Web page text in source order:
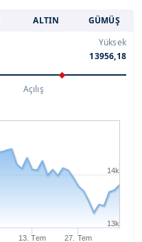
ALTIN GÜMÜŞ
Yüksek
13956,18
Açılış
13. Tem 27. Tem
13k
14k